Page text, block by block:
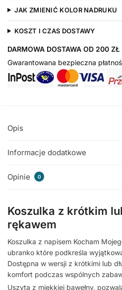
JAK ZMIENIĆ KOLOR NADRUKU
KOSZT I CZAS DOSTAWY
DARMOWA DOSTAWA OD 200 ZŁ
Gwarantowana bezpieczna
Opis
Informacje dodatkowe
Opinie 0
Koszulka z krótkim
rękawem
Koszulka z napisem Kocham
ubranko które podkreśla
Dostępna w wersji z krótkimi lub
komfort podczas wspólnych
Uszyta z miękkiej bawełny,